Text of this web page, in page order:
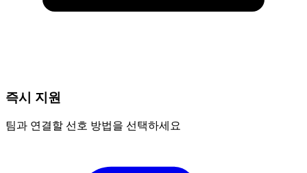
즉시 지원
팀과 연결할 선호 방법을 선택하세요